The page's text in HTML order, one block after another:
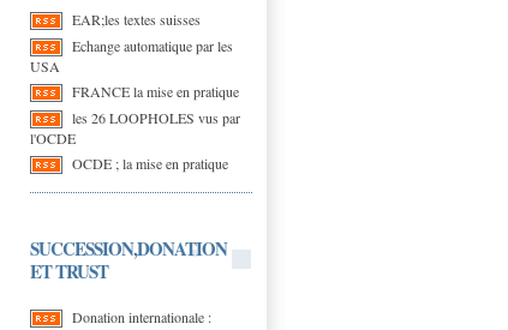
EAR;les textes suisses
Echange automatique par les
USA
FRANCE la mise en pratique
les 26 LOOPHOLES vus par
l'OCDE
OCDE ; la mise en pratique
SUCCESSION,DONATION
ET TRUST
Donation internationale :